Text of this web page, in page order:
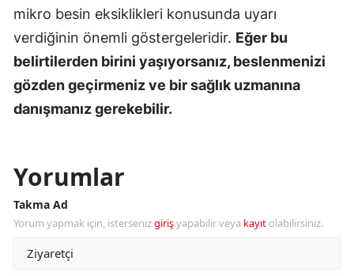
mikro besin eksiklikleri konusunda uyarı
verdiğinin önemli göstergeleridir. Eğer bu
belirtilerden birini yaşıyorsanız, beslenmenizi
gözden geçirmeniz ve bir sağlık uzmanına
danışmanız gerekebilir.
Yorumlar
Takma Ad
Yorum yapmak için, istersenizgirişyapabilir veya kayıt olabilirsiniz.